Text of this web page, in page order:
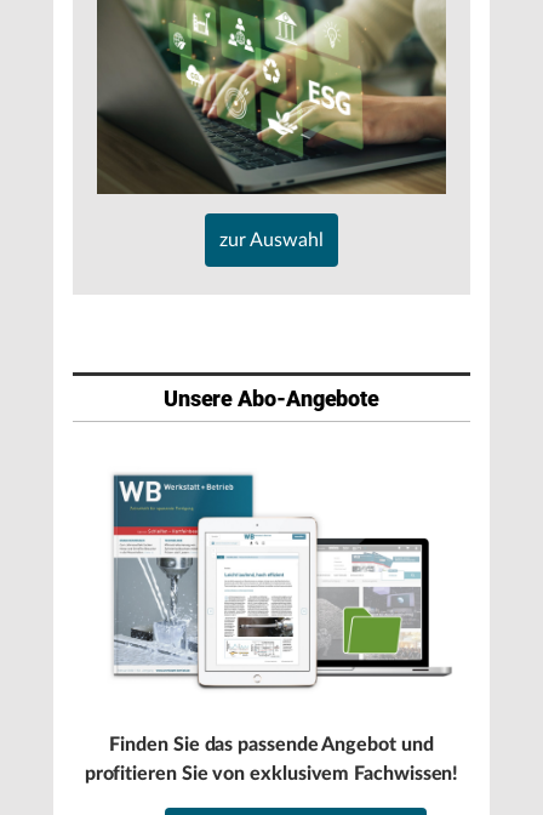
zur Auswahl
Unsere Abo-Angebote
Finden Sie das passende Angebot und
profitieren Sie von exklusivem Fachwissen!